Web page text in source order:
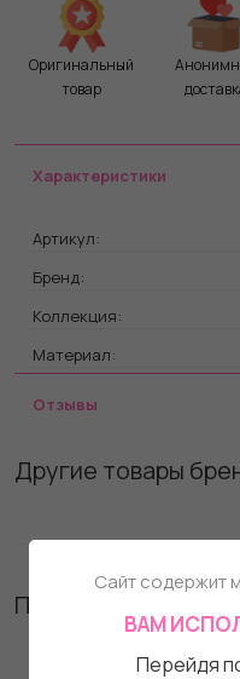
Оригинальный
товар
Характеристики
Артикул:
Бренд:
Коллекция:
Материал:
Отзывы
Другие товары
Похожие товары
Сайт содержит
ВАМ
Перейдя